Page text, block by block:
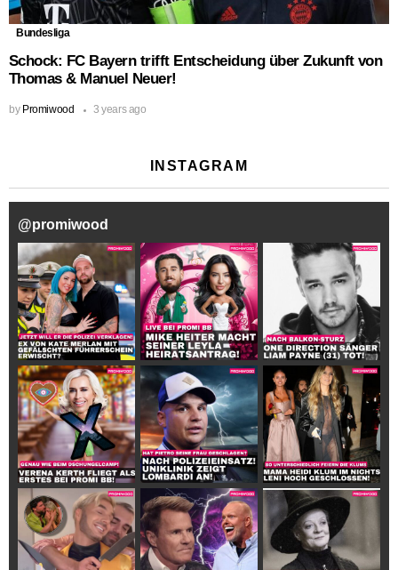
Bundesliga
Schock: FC Bayern trifft Entscheidung über Zukunft von
Thomas & Manuel Neuer!
by Promiwood 3 years ago
INSTAGRAM
@promiwood